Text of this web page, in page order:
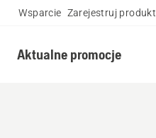
Wsparcie Zarejestruj produkt
Aktualne promocje